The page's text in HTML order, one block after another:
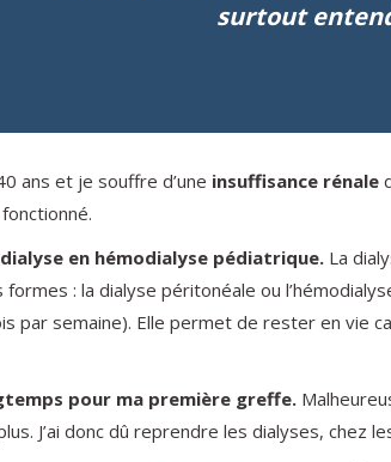
surtout
ans et je souffre d’une insuffisance rénale
en hémodialyse pédiatrique. La
: la dialyse péritonéale ou
par semaine). Elle permet de rester en vie
pour ma première greffe.
J’ai donc dû reprendre les dialyses, chez